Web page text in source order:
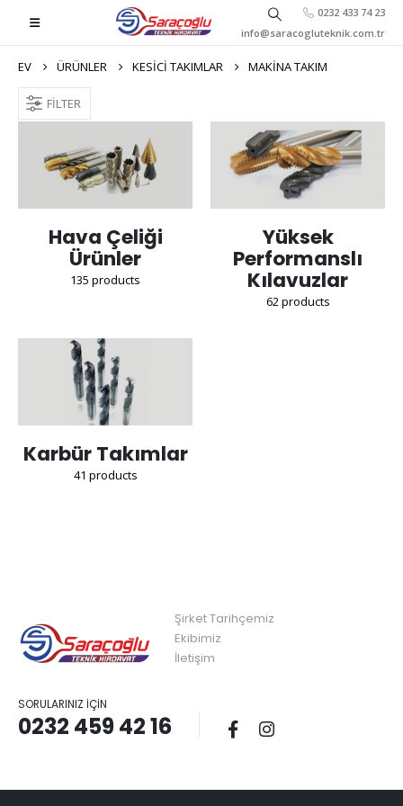
0232 433 74 23
info@saracogluteknik.com.tr
EV ÜRÜNLER KESICI TAKIMLAR MAKINA TAKIM
FILTER
Hava Çeliği
Ürünler
135 products
Yüksek
Performanslı
Kılavuzlar
62products
Karbür Takımlar
41 products
Şirket Tarihçemiz
Ekibimiz
İletişim
SORULARINIZ İÇIN
0232 459 42 16